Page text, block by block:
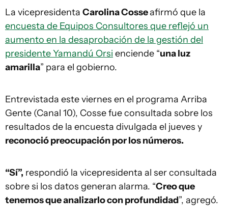
La vicepresidenta Carolina Cosseafirmó que la
encuesta de Equipos Consultores que reflejó un
aumento en la desaprobación de la gestión del
presidente Yamandú Orsi enciende “una luz
amarilla” para el gobierno.
Entrevistada este viernes en el programa Arriba
Gente (Canal 10), Cosse fue consultada sobre los
resultados de la encuesta divulgada el jueves y
reconoció preocupación por los números.
“Sí”, respondió la vicepresidenta al ser consultada
sobre si los datos generan alarma. “Creo que
tenemos que analizarlo con profundidad”, agregó.